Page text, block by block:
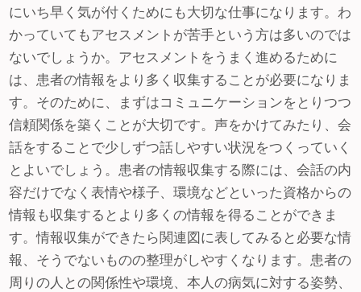
にいち早く気が付くためにも大切な仕事になります。わ
かっていてもアセスメントが苦手という方は多いのでは
ないでしょうか。アセスメントをうまく進めるために
は、患者の情報をより多く収集することが必要になりま
す。そのために、まずはコミュニケーションをとりつつ
信頼関係を築くことが大切です。声をかけてみたり、会
話をすることで少しずつ話しやすい状況をつくっていく
とよいでしょう。患者の情報収集する際には、会話の内
容だけでなく表情や様子、環境などといった資格からの
情報も収集するとより多くの情報を得ることができま
す。情報収集ができたら関連図に表してみると必要な情
報、そうでないものの整理がしやすくなります。患者の
周りの人との関係性や環境、本人の病気に対する姿勢、